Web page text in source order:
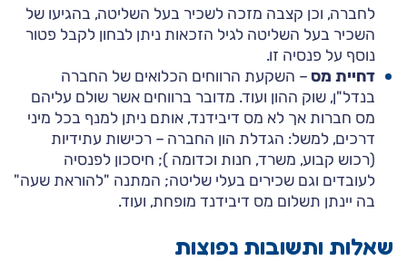
לחברה, וכן קצבה מזכה לשכיר בעל השליטה, בהגיעו של
השכיר בעל השליטה לגיל הזכאות ניתן לבחון לקבל פטור
נוסף על פנסיה זו.
דחיית מס – השקעת הרווחים הכלואים של החברה
בנדל"ן, שוק ההון ועוד. מדובר ברווחים אשר שולם עליהם
מס חברות אך לא מס דיבידנד, אותם ניתן למנף בכל מיני
דרכים, למשל: הגדלת הון החברה – רכישות עתידיות
(רכוש קבוע, משרד, חנות וכדומה ); חיסכון לפנסיה
לעובדים וגם שכירים בעלי שליטה; המתנה "להוראת שעה"
בה יינתן תשלום מס דיבידנד מופחת, ועוד.
שאלות ותשובות נפוצות